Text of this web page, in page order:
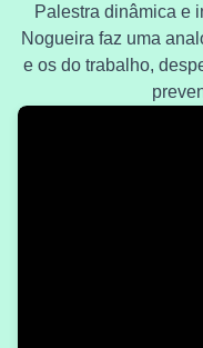
Palestra dinâmica e
Nogueira faz uma
e os do trabalho,